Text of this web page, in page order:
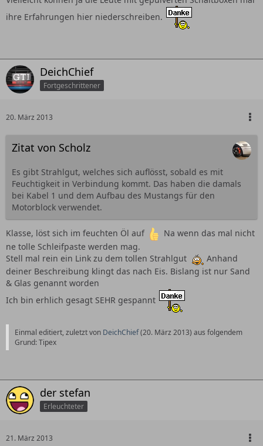
ihre Erfahrungen hier niederschreiben.
DeichChief
Fortgeschrittener
20. März 2013
Zitat von Scholz
Es gibt Strahlgut, welches sich auflösst, sobald es mit
Feuchtigkeit in Verbindung kommt. Das haben die damals
bei Kabel 1 und dem Aufbau des Mustangs für den
Motorblock verwendet.
Klasse, löst sich im feuchten Öl auf
Na wenn das mal nicht
ne tolle Schleifpaste werden mag.
Stell mal rein ein Link zu dem tollen Strahlgut
Anhand
deiner Beschreibung klingt das nach Eis. Bislang ist nur Sand
& Glas genannt worden
Ich bin erhlich gesagt SEHR gespannt
Einmal editiert, zuletzt von DeichChief(20. März 2013) aus folgendem
Grund: Tipex
der stefan
Erleuchteter
21. März 2013